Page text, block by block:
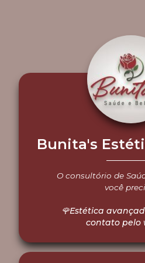
Bunita's
O consultório de
você
🌹Estética
contato pelo